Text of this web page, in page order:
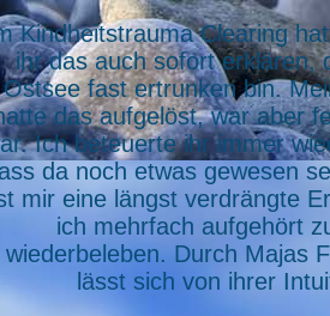
Kindheitstrauma Clearing
ihr das auch sofort erklären,
Ostsee fast ertrunken bin.
das aufgelöst, war aber
Ich beteuerte ihr immer
da noch etwas gewesen
mir eine längst verdrängte
ich mehrfach aufgehört
wiederbeleben. Durch Majas
lässt sich von ihrer